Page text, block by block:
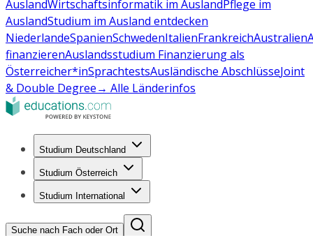
AuslandWirtschaftsinformatik im AuslandPflege im
AuslandStudium im Ausland entdecken
NiederlandeSpanienSchwedenItalienFrankreichAustralien
finanzierenAuslandsstudium Finanzierung als
Österreicher*inSprachtestsAusländische AbschlüsseJoint
& Double Degree→ Alle Länderinfos
Studium Deutschland
Studium Österreich
Studium International
Suche nach Fach oder Ort